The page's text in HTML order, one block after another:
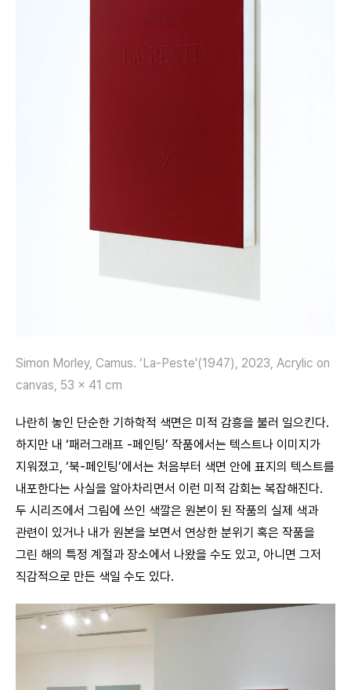
Simon Morley, Camus. ‘La-Peste'(1947), 2023, Acrylic on
canvas, 53 x 41 cm
나란히 놓인 단순한 기하학적 색면은 미적 감흥을 불러 일으킨다.
하지만 내 ‘패러그래프 -페인팅’ 작품에서는 텍스트나 이미지가
지워졌고, ‘북-페인팅’에서는 처음부터 색면 안에 표지의 텍스트를
내포한다는 사실을 알아차리면서 이런 미적 감회는 복잡해진다.
두 시리즈에서 그림에 쓰인 색깔은 원본이 된 작품의 실제 색과
관련이 있거나 내가 원본을 보면서 연상한 분위기 혹은 작품을
그린 해의 특정 계절과 장소에서 나왔을 수도 있고, 아니면 그저
직감적으로 만든 색일 수도 있다.